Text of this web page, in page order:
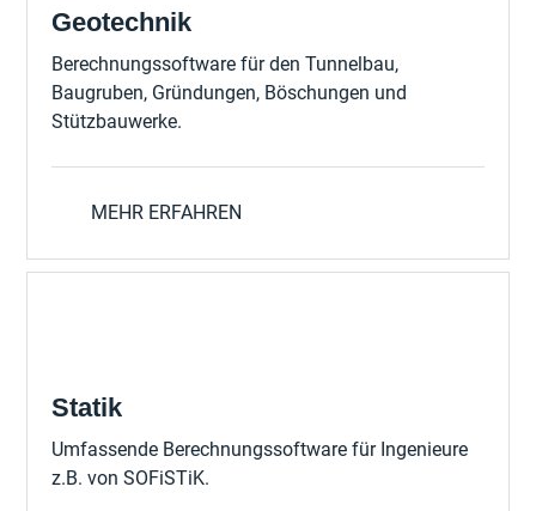
Geotechnik
Berechnungssoftware für den Tunnelbau,
Baugruben, Gründungen, Böschungen und
Stützbauwerke.
MEHR ERFAHREN
Statik
Umfassende Berechnungssoftware für Ingenieure
z.B. von SOFiSTiK.